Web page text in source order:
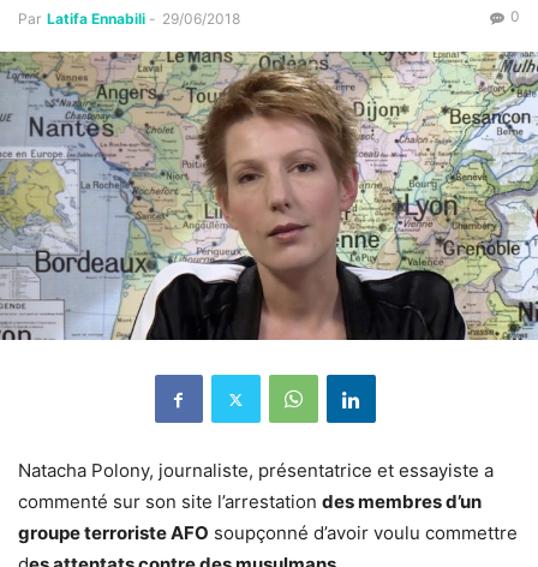
Par Latifa Ennabili - 29/06/2018 0
Natacha Polony, journaliste, présentatrice et essayiste a
commenté sur son site l’arrestation des membres d’un
groupe terroriste AFO soupçonné d’avoir voulu commettre